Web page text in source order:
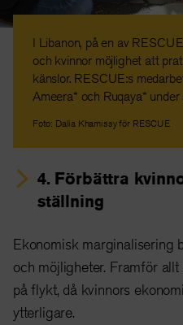
I Libanon, på en av
och kvinnor möjlighet att
känslor. RESCUE:s
Ameera* och Ruqaya* under
Foto: Dalia Khamissy för RESCUE
4. Förbättra
ställning
Ekonomisk marginalisering
och möjligheter. Framför
på flykt, då kvinnors
ytterligare.